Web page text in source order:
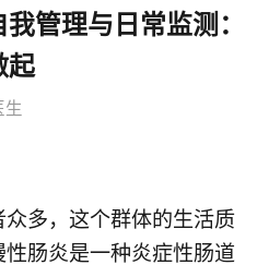
管理与日常监测：
起
生
多，这个群体的生活质
肠炎是一种炎症性肠道